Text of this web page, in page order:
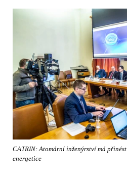
CATRIN: Atomární inženýrství má
energetice